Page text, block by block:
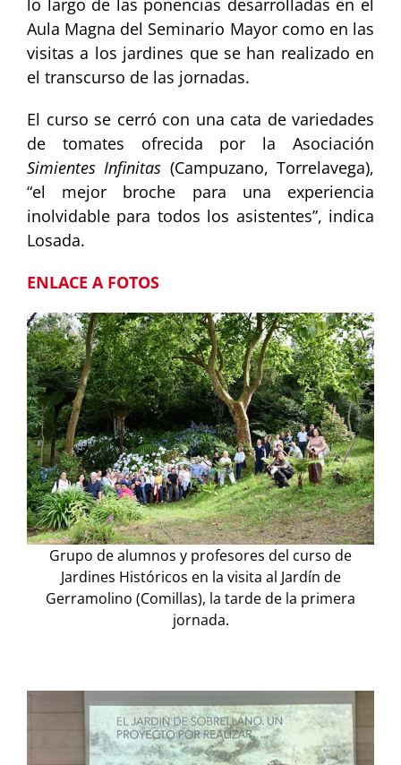
lo largo de las ponencias desarrolladas en el
Aula Magna del Seminario Mayor como en las
visitas a los jardines que se han realizado en
el transcurso de las jornadas.
El curso se cerró con una cata de variedades
de tomates ofrecida por la Asociación
Simientes Infinitas (Campuzano, Torrelavega),
“el mejor broche para una experiencia
inolvidable para todos los asistentes”, indica
Losada.
ENLACE A FOTOS
Grupo de alumnos y profesores del curso de
Jardines Históricos en la visita al Jardín de
Gerramolino (Comillas), la tarde de la primera
jornada.